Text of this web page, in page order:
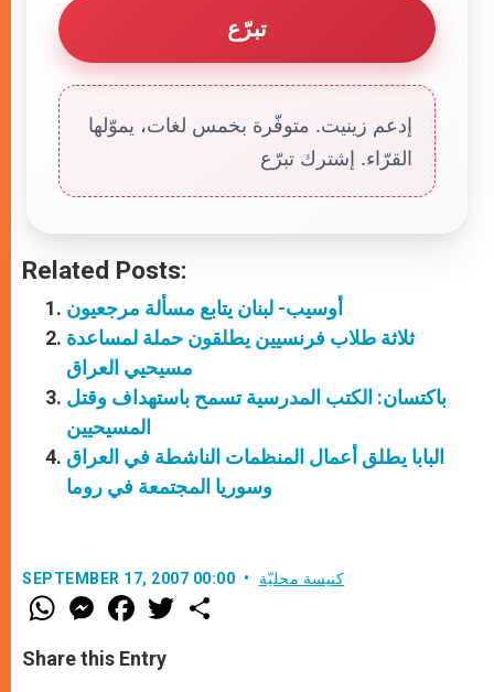
تبرّع
إدعم زينيت. متوفّرة بخمس لغات، يموّلها
القرّاء. إشترك تبرّع
Related Posts:
أوسيب- لبنان يتابع مسألة مرجعيون
ثلاثة طلاب فرنسيين يطلقون حملة لمساعدة
مسيحيي العراق
باكتسان: الكتب المدرسية تسمح باستهداف وقتل
المسيحيين
البابا يطلق أعمال المنظمات الناشطة في العراق
وسوريا المجتمعة في روما
SEPTEMBER 17, 2007 00:00 كنيسة محليّة
W
h
t
s
M
e
s
e
F
a
e
b
w
Share this Entry